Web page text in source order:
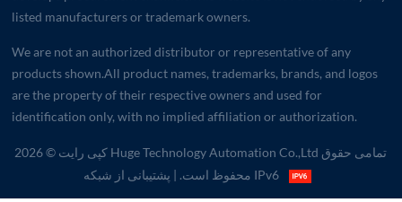
listed manufacturers or trademark owners.
We are not an authorized distributor or representative of any
products shown.All product names, trademarks, brands, and logos
are the property of their respective owners and used for
identification only, with no implied affiliation or authorization.
کپی رایت © 2026 Huge Technology Automation Co.,Ltd تمامی حقوق
محفوظ است. | پشتیبانی از شبکه IPv6